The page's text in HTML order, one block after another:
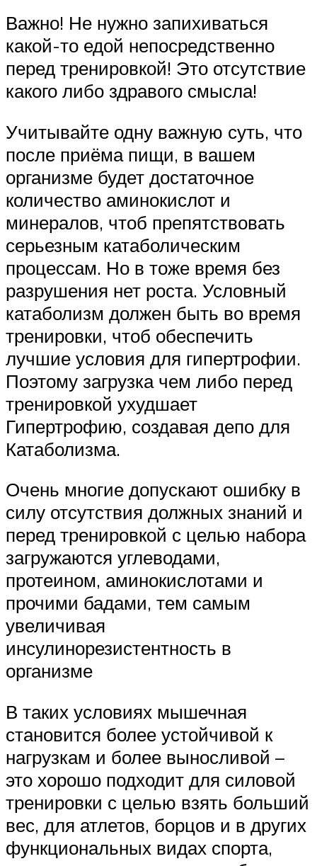
Важно! Не нужно запихиваться
какой-то едой непосредственно
перед тренировкой! Это отсутствие
какого либо здравого смысла!
Учитывайте одну важную суть, что
после приёма пищи, в вашем
организме будет достаточное
количество аминокислот и
минералов, чтоб препятствовать
серьезным катаболическим
процессам. Но в тоже время без
разрушения нет роста. Условный
катаболизм должен быть во время
тренировки, чтоб обеспечить
лучшие условия для гипертрофии.
Поэтому загрузка чем либо перед
тренировкой ухудшает
Гипертрофию, создавая депо для
Катаболизма.
Очень многие допускают ошибку в
силу отсутствия должных знаний и
перед тренировкой с целью набора
загружаются углеводами,
протеином, аминокислотами и
прочими бадами, тем самым
увеличивая
инсулинорезистентность в
организме
В таких условиях мышечная
становится более устойчивой к
нагрузкам и более выносливой –
это хорошо подходит для силовой
тренировки с целью взять больший
вес, для атлетов, борцов и в других
функциональных видах спорта,